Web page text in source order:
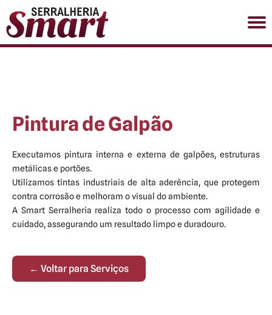
SERVIÇOS
GALERIA DE FOTOS
Pintura de Galpão
Executamos pintura interna e externa de galpões, estruturas
metálicas e portões.
Utilizamos tintas industriais de alta aderência, que protegem
contra corrosão e melhoram o visual do ambiente.
A Smart Serralheria realiza todo o processo com agilidade e
cuidado, assegurando um resultado limpo e duradouro.
← Voltar para Serviços